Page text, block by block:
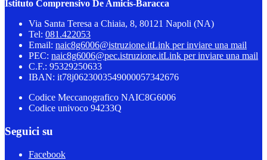
Istituto Comprensivo De Amicis-Baracca
Via Santa Teresa a Chiaia, 8, 80121 Napoli (NA)
Tel: 081.422053
Email: naic8g6006@istruzione.itLink per inviare una mail
PEC: naic8g6006@pec.istruzione.itLink per inviare una mail
C.F.: 95329250633
IBAN: it78j0623003549000057342676
Codice Meccanografico NAIC8G6006
Codice univoco 94233Q
Seguici su
Facebook